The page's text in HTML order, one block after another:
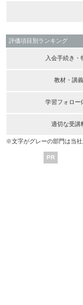
評価項目別ランキング
入会手続き・
教材・講義
学習フォロー
適切な受講
※文字がグレーの部門は当社
PR